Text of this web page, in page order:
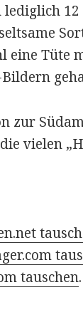
lediglich
eine
zur
vielen
tauschen.